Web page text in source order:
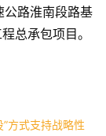
公路淮南段路基
总承包项目。
方式支持战略性